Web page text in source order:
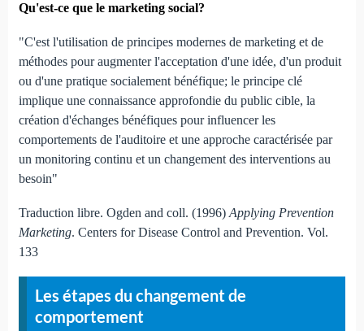
Qu'est-ce que le marketing social?
"C'est l'utilisation de principes modernes de marketing et de
méthodes pour augmenter l'acceptation d'une idée, d'un produit
ou d'une pratique socialement bénéfique; le principe clé
implique une connaissance approfondie du public cible, la
création d'échanges bénéfiques pour influencer les
comportements de l'auditoire et une approche caractérisée par
un monitoring continu et un changement des interventions au
besoin"
Traduction libre. Ogden and coll. (1996) Applying Prevention
Marketing. Centers for Disease Control and Prevention. Vol.
133
Les étapes du changement de
comportement